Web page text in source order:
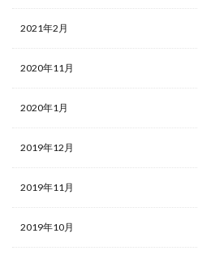
2021年2月
2020年11月
2020年1月
2019年12月
2019年11月
2019年10月